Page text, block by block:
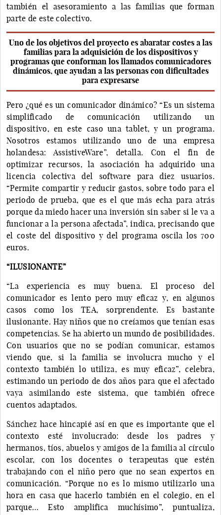
también el asesoramiento a las familias que forman
parte de este colectivo.
Uno de los objetivos del proyecto es abaratar costes a las
familias para la adquisición de los dispositivos y
programas que conforman los llamados comunicadores
dinámicos, que ayudan a las personas con dificultades
para expresarse
Pero ¿qué es un comunicador dinámico? “Es un sistema
simplificado de comunicación utilizando un
dispositivo, en este caso una tablet, y un programa.
Nosotros estamos utilizando uno de una empresa
holandesa: AssistiveWare”, detalla. Con el fin de
optimizar recursos, la asociación ha adquirido una
licencia colectiva del software para diez usuarios.
“Permite compartir y reducir gastos, sobre todo para el
periodo de prueba, que es el que más echa para atrás
porque da miedo hacer una inversión sin saber si le va a
funcionar a la persona afectada”, indica, precisando que
el coste del dispositivo y del programa oscila los 700
euros.
“ILUSIONANTE”
“La experiencia es muy buena. El proceso del
comunicador es lento pero muy eficaz y, en algunos
casos como los TEA, sorprendente. Es bastante
ilusionante. Hay niños que no creíamos que tenían esas
competencias. Se ha abierto un mundo de posibilidades.
Con usuarios que no se podían comunicar, estamos
viendo que, si la familia se involucra mucho y el
contexto también lo utiliza, es muy eficaz”, celebra,
estimando un periodo de dos años para que el afectado
vaya asimilando este sistema, que también ofrece
cuentos adaptados.
Sánchez hace hincapié así en que es importante que el
contexto esté involucrado: desde los padres y
hermanos, tíos, abuelos y amigos de la familia al círculo
escolar, con los docentes o terapeutas que estén
trabajando con el niño pero que no sean expertos en
comunicación. “Porque no es lo mismo utilizarlo una
hora en casa que hacerlo también en el colegio, en el
parque… Esto amplifica muchísimo”, puntualiza,